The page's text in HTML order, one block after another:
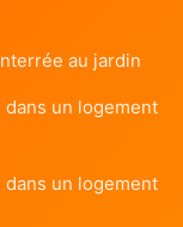
au jardin
un logement
un logement